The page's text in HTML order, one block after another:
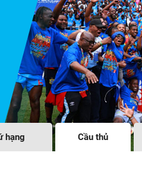
hạng Cầu thủ